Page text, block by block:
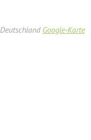
Deutschland Google-Karte